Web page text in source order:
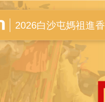
全紀錄
2026白沙屯媽祖進香